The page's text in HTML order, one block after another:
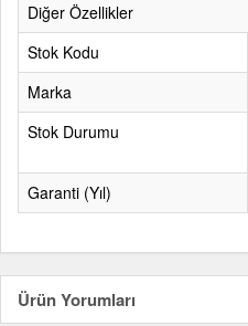
Diğer Özellikler
Stok Kodu
Marka
Stok Durumu
Garanti (Yıl)
Ürün Yorumları